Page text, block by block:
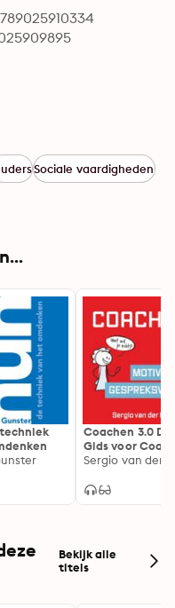
Sociale vaardigheden
Coachen 3.0
Gids voor
Professionals
Sergio van der
Bekijk alle
titels